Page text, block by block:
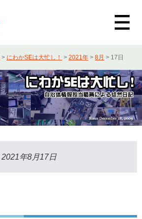
> にわかSEは大忙し！ > 2021年 > 8月 > 17日
2021年8月17日